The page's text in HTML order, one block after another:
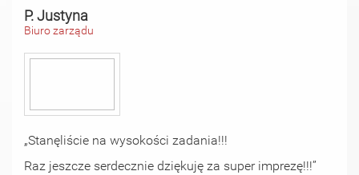
P. Justyna
Biuro zarządu
„Stanęliście na wysokości zadania!!!
Raz jeszcze serdecznie dziękuję za super imprezę!!!”